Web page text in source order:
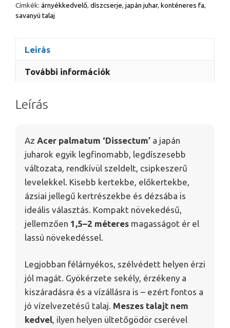
palmatum
Címkék: árnyékkedvelő, díszcserje, japán juhar, konténeres fa,
savanyú talaj
Leírás
További információk
Leírás
Az Acer palmatum ‘Dissectum’ a japán
juharok egyik legfinomabb, legdíszesebb
változata, rendkívül szeldelt, csipkeszerű
levelekkel. Kisebb kertekbe, előkertekbe,
ázsiai jellegű kertrészekbe és dézsába is
ideális választás. Kompakt növekedésű,
jellemzően 1,5–2 méteres magasságot ér el
lassú növekedéssel.
Legjobban félárnyékos, szélvédett helyen érzi
jól magát. Gyökérzete sekély, érzékeny a
kiszáradásra és a vízállásra is – ezért fontos a
jó vízelvezetésű talaj. Meszes talajt nem
kedvel, ilyen helyen ültetőgödör cserével